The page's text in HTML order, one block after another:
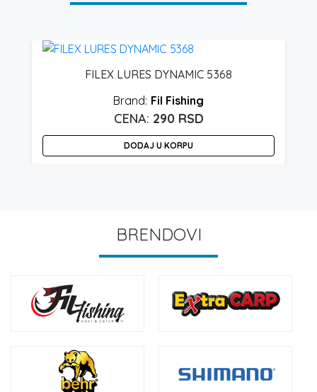
FILEX LURES DYNAMIC 5368
Fil Fishing
290 RSD
DODAJ U KORPU
BRENDOVI